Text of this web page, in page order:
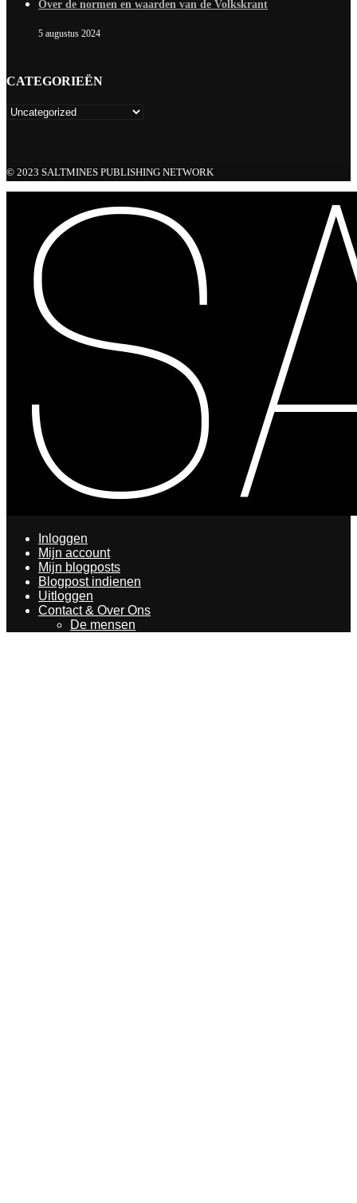
Over de normen en waarden van de Volkskrant
5 augustus 2024
CATEGORIEËN
© 2023 SALTMINES PUBLISHING NETWORK
Inloggen
Mijn account
Mijn blogposts
Blogpost indienen
Uitloggen
Contact & Over Ons
De mensen